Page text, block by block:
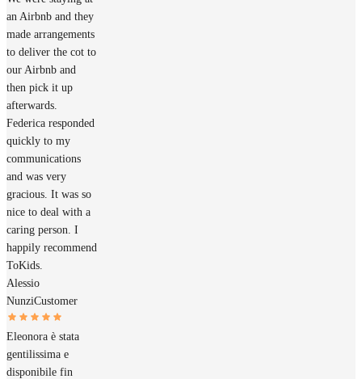
an Airbnb and they
made arrangements
to deliver the cot to
our Airbnb and
then pick it up
afterwards.
Federica responded
quickly to my
communications
and was very
gracious. It was so
nice to deal with a
caring person. I
happily recommend
ToKids.
Alessio
NunziCustomer
Eleonora è stata
gentilissima e
disponibile fin